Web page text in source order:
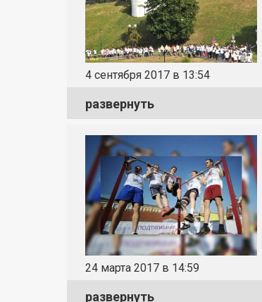
4 сентября 2017 в 13:54
развернуть
24 марта 2017 в 14:59
развернуть